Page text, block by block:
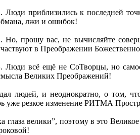
Люди приблизились к последней
лжи и ошибок!
Но, прошу вас, не вычисляйте
в Преображении
Люди всё ещё не СоТворцы, но
Великих Преображений!
людей, и неоднократно, о том,
уже резкое изменение РИТМА
глаза велики”, поэтому в это